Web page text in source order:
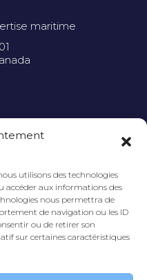
utilisons des technologies
accéder aux informations des
nous permettra de
de navigation ou les ID
ou de retirer son
sur certaines caractéristiques
maritime